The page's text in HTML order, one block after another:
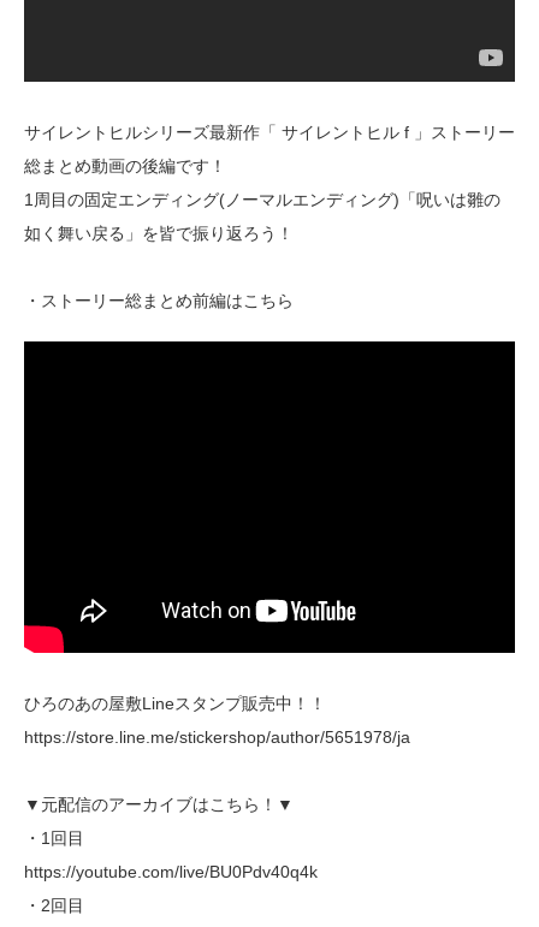
サイレントヒルシリーズ最新作「 サイレントヒル f 」ストーリー
総まとめ動画の後編です！
1周目の固定エンディング(ノーマルエンディング)「呪いは雛の
如く舞い戻る」を皆で振り返ろう！
・ストーリー総まとめ前編はこちら
ひろのあの屋敷Lineスタンプ販売中！！
https://store.line.me/stickershop/author/5651978/ja
▼元配信のアーカイブはこちら！▼
・1回目
https://youtube.com/live/BU0Pdv40q4k
・2回目